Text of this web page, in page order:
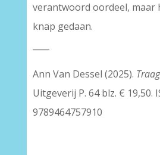
verantwoord oordeel, maar
knap gedaan.
Ann Van Dessel (2025).
Uitgeverij P. 64 blz. € 19,50.
9789464757910